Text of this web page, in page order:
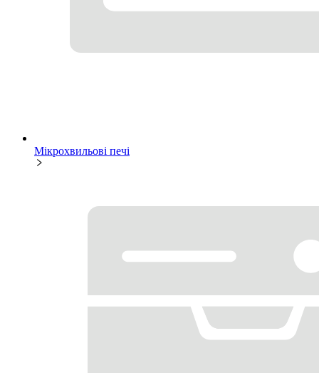
Мікрохвильові печі